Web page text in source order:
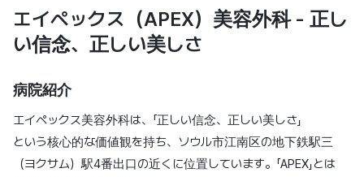
エイペックス（APEX）美容外科 - 正し
い信念、正しい美しさ
病院紹介
エイペックス美容外科は、「正しい信念、正しい美しさ」
という核心的な価値観を持ち、ソウル市江南区の地下鉄駅三
（ヨクサム）駅4番出口の近くに位置しています。「APEX」とは